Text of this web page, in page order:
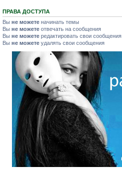
ПРАВА ДОСТУПА
Вы не можете начинать темы
Вы не можете отвечать на сообщения
Вы не можете редактировать свои сообщения
Вы не можете удалять свои сообщения